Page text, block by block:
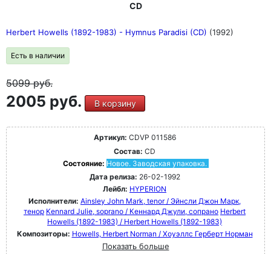
CD
Herbert Howells (1892-1983) - Hymnus Paradisi (CD) (1992)
Есть в наличии
5099руб.
2005 руб. В корзину
Артикул: CDVP 011586
Состав: CD
Состояние: Новое. Заводская упаковка.
Дата релиза: 26-02-1992
Лейбл: HYPERION
Исполнители: Ainsley John Mark, tenor / Эйнсли Джон Марк,
тенор Kennard Julie, soprano / Кеннард Джули, сопрано Herbert
Howells (1892-1983) / Herbert Howells (1892-1983)
Композиторы: Howells, Herbert Norman / Хоуэллс Герберт Норман
Показать больше